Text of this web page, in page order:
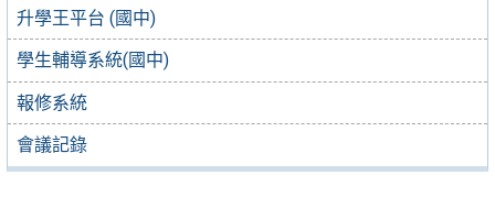
升學王平台 (國中)
學生輔導系統(國中)
報修系統
會議記錄